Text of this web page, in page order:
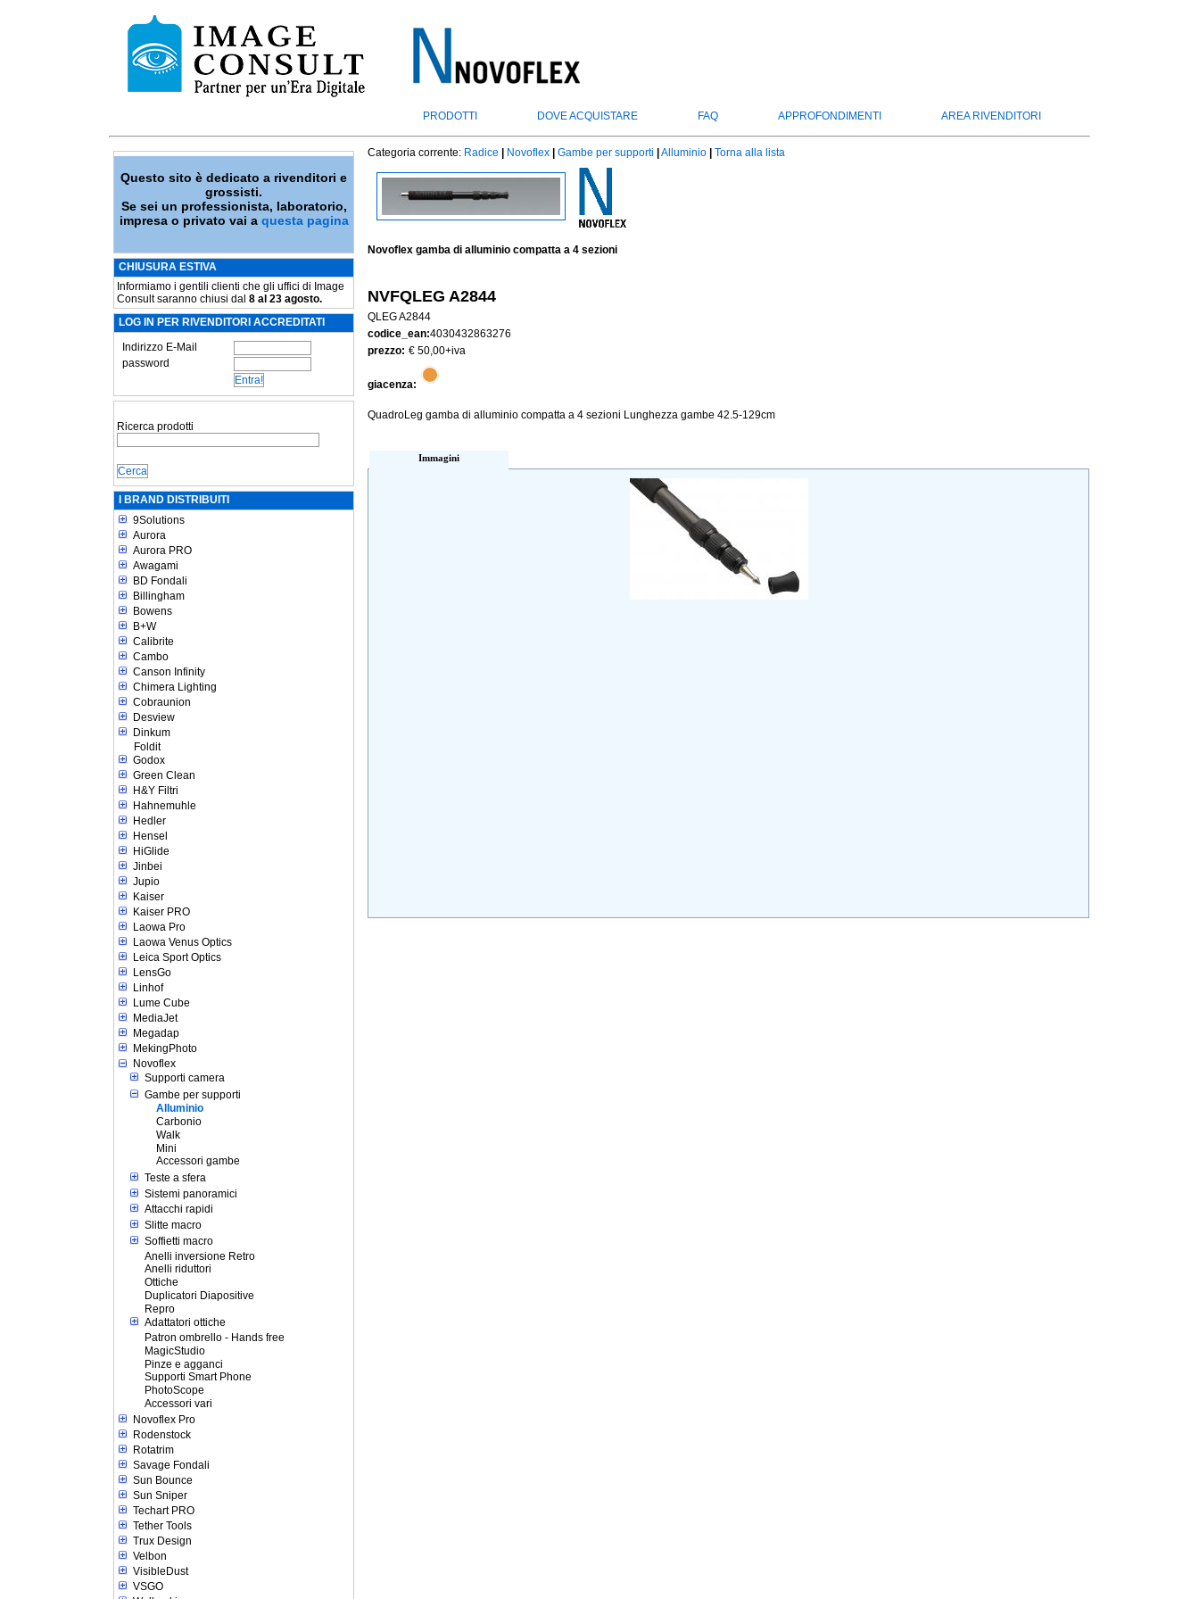
PRODOTTI DOVE ACQUISTARE FAQ APPROFONDIMENTI AREA RIVENDITORI
Questo sito è dedicato a rivenditori e
grossisti.
Se sei un professionista, laboratorio,
impresa o privato vai a questa pagina
CHIUSURA ESTIVA
Informiamo i gentili clienti che gli uffici di Image
Consult saranno chiusi dal 8 al 23 agosto.
LOG IN PER RIVENDITORI ACCREDITATI
Indirizzo E-Mail
password
Ricerca prodotti
I BRAND DISTRIBUITI
9Solutions
Aurora
Aurora PRO
Awagami
BD Fondali
Billingham
Bowens
B+W
Calibrite
Cambo
Canson Infinity
Chimera Lighting
Cobraunion
Desview
Dinkum
Foldit
Godox
Green Clean
H&Y Filtri
Hahnemuhle
Hedler
Hensel
HiGlide
Jinbei
Jupio
Kaiser
Kaiser PRO
Laowa Pro
Laowa Venus Optics
Leica Sport Optics
LensGo
Linhof
Lume Cube
MediaJet
Megadap
MekingPhoto
Novoflex
Supporti camera
Gambe per supporti
Alluminio
Carbonio
Walk
Mini
Accessori gambe
Teste a sfera
Sistemi panoramici
Attacchi rapidi
Slitte macro
Soffietti macro
Anelli inversione Retro
Anelli riduttori
Ottiche
Duplicatori Diapositive
Repro
Adattatori ottiche
Patron ombrello - Hands free
MagicStudio
Pinze e agganci
Supporti Smart Phone
PhotoScope
Accessori vari
Novoflex Pro
Rodenstock
Rotatrim
Savage Fondali
Sun Bounce
Sun Sniper
Techart PRO
Tether Tools
Trux Design
Velbon
VisibleDust
VSGO
Categoria corrente: Radice Novoflex Gambe per supporti Alluminio Torna alla lista
Novoflex gamba di alluminio compatta a 4 sezioni
NVFQLEG A2844
QLEG A2844
codice_ean:4030432863276
prezzo: € 50,00+iva
giacenza:
QuadroLeg gamba di alluminio compatta a 4 sezioni Lunghezza gambe 42.5-129cm
Immagini